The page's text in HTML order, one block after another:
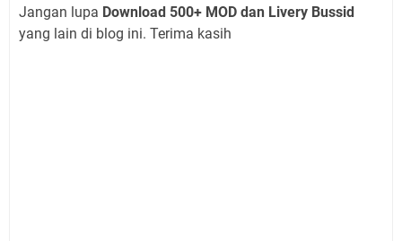
Jangan lupa Download 500+ MOD dan Livery Bussid
yang lain di blog ini. Terima kasih